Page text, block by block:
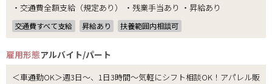
・交通費全額支給（規定あり） ・残業手当あり ・昇給あり
交通費すべて支給 昇給あり 扶養範囲内相談可
雇用形態アルバイト/パート
＜車通勤OK＞週3日～、1日3時間～気軽にシフト相談OK！アパレル販